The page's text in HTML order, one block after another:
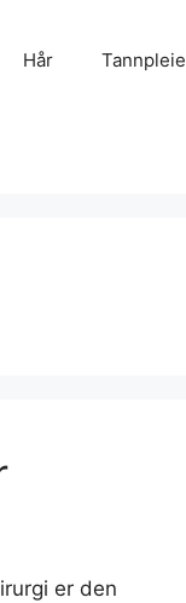
Hår Tannpleie
er den